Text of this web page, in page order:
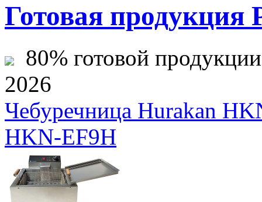
Готовая продукция
80% готовой
2026
Чебуречница Hurakan
HKN-EF9H